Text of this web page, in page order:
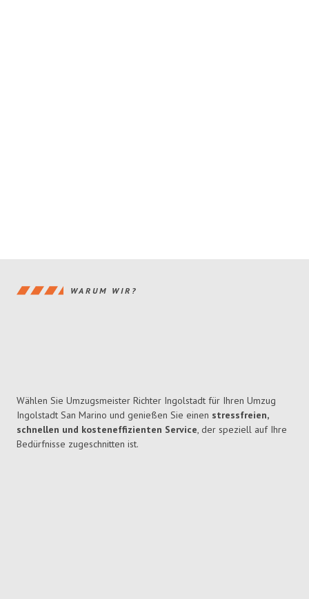
WARUM WIR?
Wählen Sie Umzugsmeister Richter Ingolstadt für Ihren Umzug
Ingolstadt San Marino und genießen Sie einen stressfreien,
schnellen und kosteneffizienten Service, der speziell auf Ihre
Bedürfnisse zugeschnitten ist.